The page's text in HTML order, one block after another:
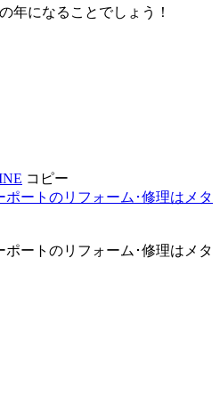
年になることでしょう！
コピー
ポートのリフォーム･修理はメタ
ポートのリフォーム･修理はメタ